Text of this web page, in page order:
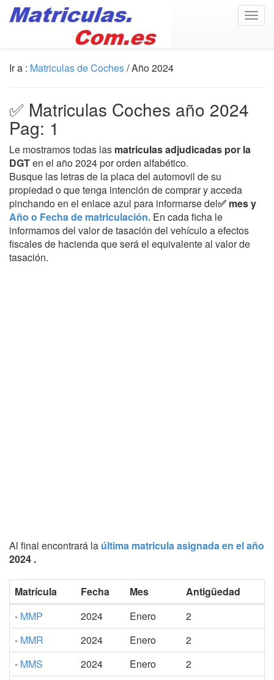
Ir a : Matriculas de Coches/ Año 2024
✅ Matriculas Coches año 2024
Pag: 1
Le mostramos todas las matriculas adjudicadas por la
DGTen el año 2024 por orden alfabético.
Busque las letras de la placa del automovil de su
propiedad o que tenga intención de comprar y acceda
pinchando en el enlace azul para informarse del✅ mes y
Año o Fecha de matriculación. En cada ficha le
informamos del valor de tasación del vehículo a efectos
fiscales de hacienda que será el equivalente al valor de
tasación.
Al final encontrará la última matricula asignada en el año
2024 .
Matrícula Fecha Mes
Antigüedad
- MMP 2024 Enero
2
- MMR 2024 Enero
2
- MMS 2024 Enero
2